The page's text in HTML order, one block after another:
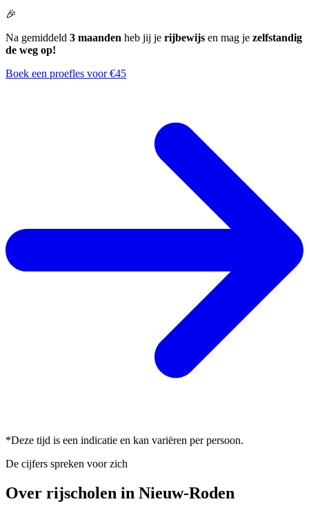
🎉
Na gemiddeld 3 maanden heb jij je rijbewijs en mag je zelfstandig
de weg op!
Boek een proefles voor €45
*Deze tijd is een indicatie en kan variëren per persoon.
De cijfers spreken voor zich
Over rijscholen in Nieuw-Roden